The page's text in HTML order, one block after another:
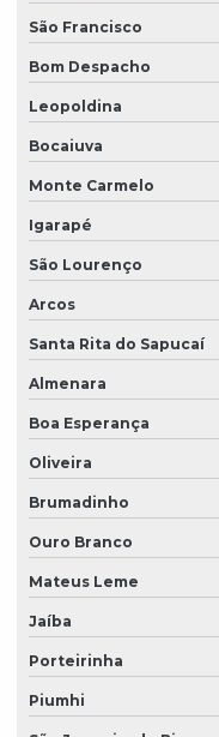
São Francisco
Bom Despacho
Leopoldina
Bocaiuva
Monte Carmelo
Igarapé
São Lourenço
Arcos
Santa Rita do Sapucaí
Almenara
Boa Esperança
Oliveira
Brumadinho
Ouro Branco
Mateus Leme
Jaíba
Porteirinha
Piumhi